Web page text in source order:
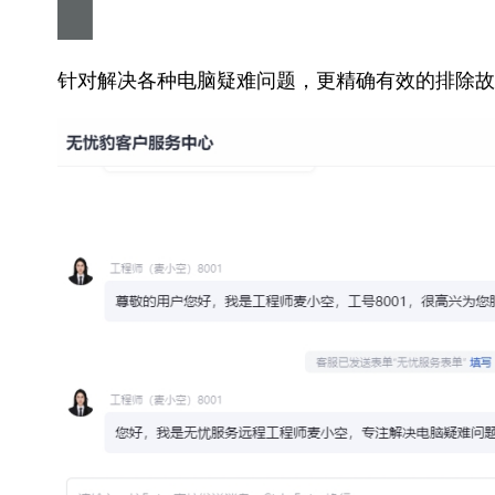
针对解决各种电脑疑难问题，更精确有效的排除